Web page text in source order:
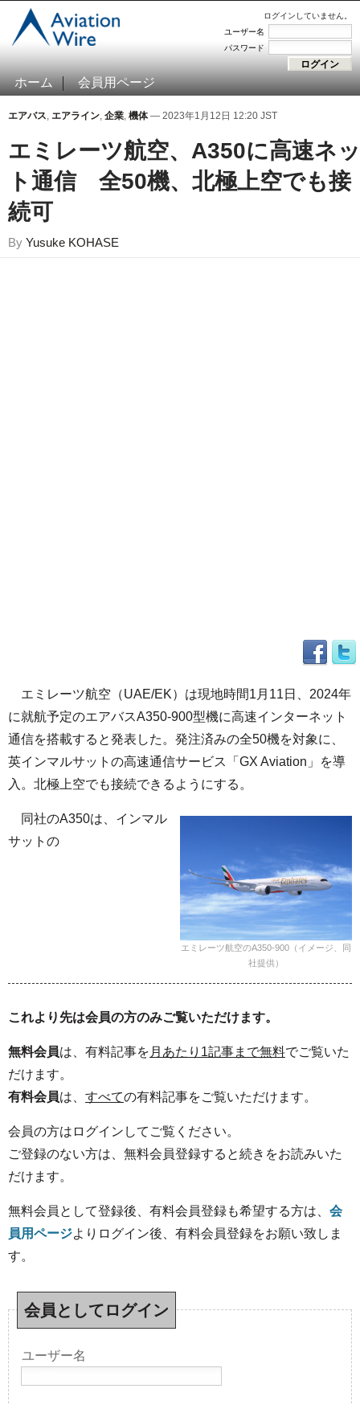
ログインしていません。
ユーザー名
パスワード
ホーム 会員用ページ
エアバス, エアライン, 企業, 機体— 2023年1月12日 12:20 JST
エミレーツ航空、A350に高速ネッ
ト通信 全50機、北極上空でも接
続可
By Yusuke KOHASE
エミレーツ航空（UAE/EK）は現地時間1月11日、2024年
に就航予定のエアバスA350-900型機に高速インターネット
通信を搭載すると発表した。発注済みの全50機を対象に、
英インマルサットの高速通信サービス「GX Aviation」を導
入。北極上空でも接続できるようにする。
エミレーツ航空のA350-900（イメージ、同
社提供）
同社のA350は、インマル
サットの
これより先は会員の方のみご覧いただけます。
無料会員は、有料記事を 月あたり1記事まで無料でご覧いた
だけます。
有料会員は、 すべての有料記事をご覧いただけます。
会員の方はログインしてご覧ください。
ご登録のない方は、無料会員登録すると続きをお読みいた
だけます。
無料会員として登録後、有料会員登録も希望する方は、 会
員用ページよりログイン後、有料会員登録をお願い致しま
す。
会員としてログイン
ユーザー名